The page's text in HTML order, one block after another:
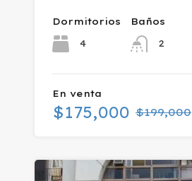
Dormitorios
4
Baños
2
En venta
$175,000 $199,000